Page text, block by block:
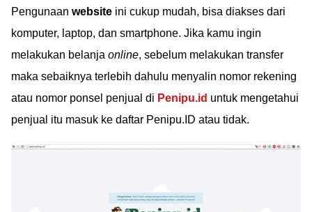
Pengunaan website ini cukup mudah, bisa diakses dari
komputer, laptop, dan smartphone. Jika kamu ingin
melakukan belanja online, sebelum melakukan transfer
maka sebaiknya terlebih dahulu menyalin nomor rekening
atau nomor ponsel penjual di Penipu.id untuk mengetahui
penjual itu masuk ke daftar Penipu.ID atau tidak.